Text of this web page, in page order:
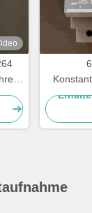
Netzteil,
Schiene